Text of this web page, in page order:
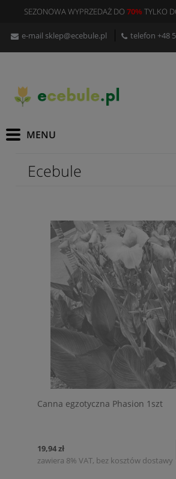
SEZONOWA WYPRZEDAŻ DO 70%TYLKO
e-mail sklep@ecebule.pl telefon +48
Ecebule
Canna egzotyczna Phasion 1szt
19,94 zł
zawiera 8% VAT, bez kosztów dostawy